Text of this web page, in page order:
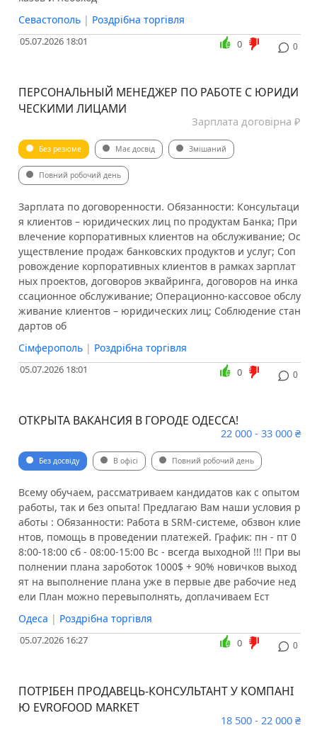
Севастополь | Роздрібна торгівля
05.07.2026 18:01 0
0
ПЕРСОНАЛЬНЫЙ МЕНЕДЖЕР ПО РАБОТЕ С ЮРИДИ
ЧЕСКИМИ ЛИЦАМИ
Зарплата договірна ₽
Без резюме Має досвід Змішаний
Повний робочий день
Зарплата по договоренности. Обязанности: Консультаци
я клиентов – юридических лиц по продуктам Банка; При
влечение корпоративных клиентов на обслуживание; Ос
уществление продаж банковских продуктов и услуг; Соп
ровождение корпоративных клиентов в рамках зарплат
ных проектов, договоров эквайринга, договоров на инка
ссационное обслуживание; Операционно-кассовое обслу
живание клиентов – юридических лиц; Соблюдение стан
дартов об
Сімферополь | Роздрібна торгівля
05.07.2026 18:01 0
0
ОТКРЫТА ВАКАНСИЯ В ГОРОДЕ ОДЕССА!
22 000 - 33 000 ₴
Без досвіду В офісі Повний робочий день
Всему обучаем, рассматриваем кандидатов как с опытом
работы, так и без опыта! Предлагаю Вам наши условия р
аботы : Обязанности: Работа в SRM-системе, обзвон клие
нтов, помощь в проведении платежей. График: пн - пт 0
8:00-18:00 сб - 08:00-15:00 Вс - всегда выходной !!! При вы
полнении плана зароботок 1000$ + 90% новичков выход
ят на выполнение плана уже в первые две рабочие нед
ели План можно перевыполнять, доплачиваем Ест
Одеса | Роздрібна торгівля
05.07.2026 16:27 0
0
ПОТРІБЕН ПРОДАВЕЦЬ-КОНСУЛЬТАНТ У КОМПАНІ
Ю EVROFOOD MARKET
18 500 - 22 000 ₴